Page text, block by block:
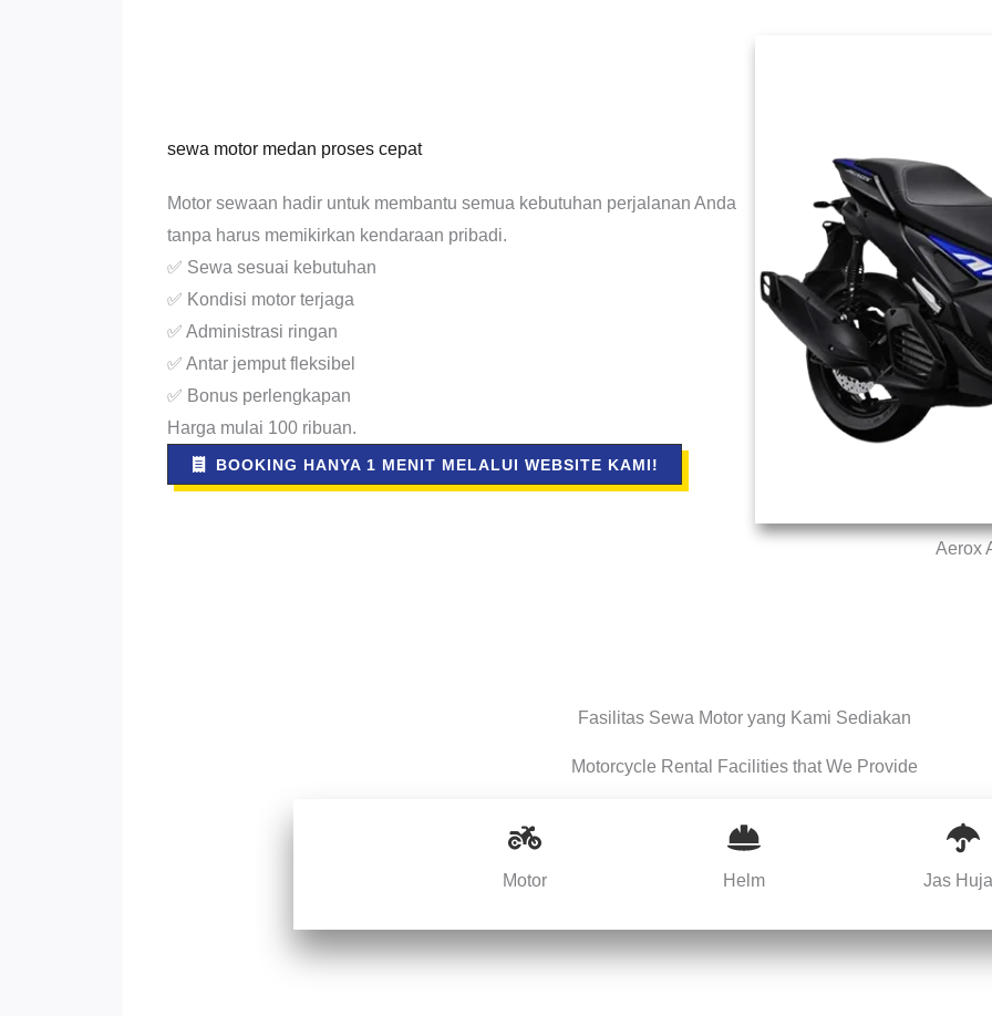
sewa motor medan proses cepat
Motor sewaan hadir untuk membantu semua kebutuhan perjalanan Anda
tanpa harus memikirkan kendaraan pribadi.
✅ Sewa sesuai kebutuhan
✅ Kondisi motor terjaga
✅ Administrasi ringan
✅ Antar jemput fleksibel
✅ Bonus perlengkapan
Harga mulai 100 ribuan.
BOOKING HANYA 1 MENIT MELALUI WEBSITE KAMI!
Aerox
Fasilitas Sewa Motor yang Kami Sediakan
Motorcycle Rental Facilities that We Provide
Motor Helm Jas